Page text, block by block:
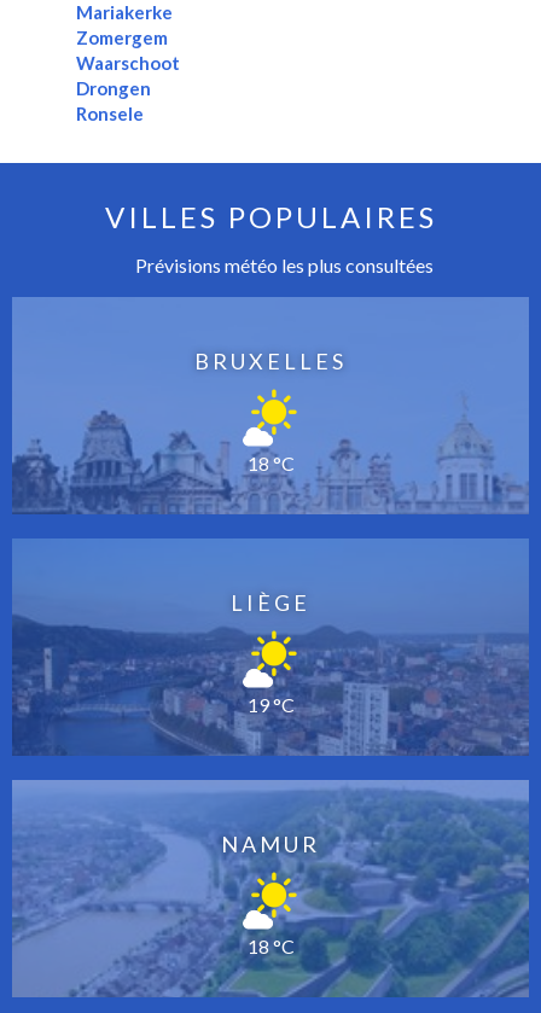
Mariakerke
Zomergem
Waarschoot
Drongen
Ronsele
VILLES POPULAIRES
Prévisions météo les plus consultées
BRUXELLES
18 °C
LIÈGE
19 °C
NAMUR
18 °C